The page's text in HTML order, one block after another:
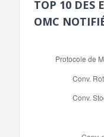
TOP 10 DES
OMC